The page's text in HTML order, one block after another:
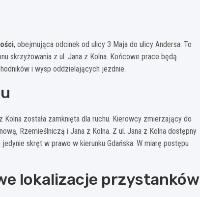
, obejmująca odcinek od ulicy 3 Maja do ulicy Andersa. To
skrzyżowania z ul. Jana z Kolna. Końcowe prace będą
i wysp oddzielających jezdnie.
Kolna została zamknięta dla ruchu. Kierowcy zmierzający do
Rzemieślniczą i Jana z Kolna. Z ul. Jana z Kolna dostępny
skręt w prawo w kierunku Gdańska. W miarę postępu
lokalizacje przystanków